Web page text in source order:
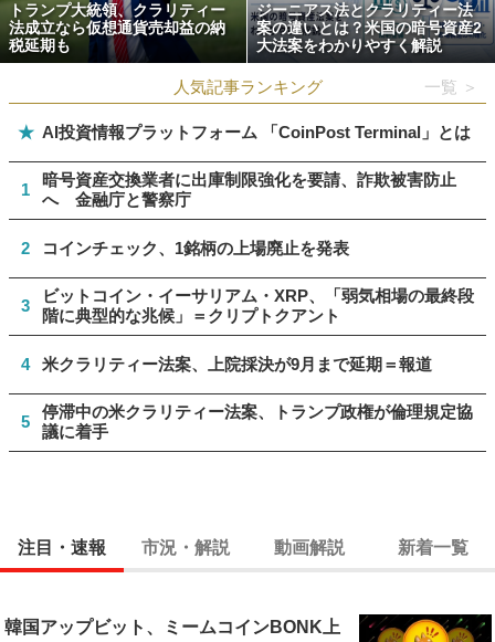
トランプ大統領、クラリティー
法成立なら仮想通貨売却益の納
税延期も
ジーニアス法とクラリティー法
案の違いとは？米国の暗号資産2
大法案をわかりやすく解説
人気記事ランキング 一覧 ＞
★ AI投資情報プラットフォーム 「CoinPost Terminal」とは
1
暗号資産交換業者に出庫制限強化を要請、詐欺被害防止
へ 金融庁と警察庁
2 コインチェック、1銘柄の上場廃止を発表
3
ビットコイン・イーサリアム・XRP、「弱気相場の最終段
階に典型的な兆候」＝クリプトクアント
4 米クラリティー法案、上院採決が9月まで延期＝報道
5
停滞中の米クラリティー法案、トランプ政権が倫理規定協
議に着手
注目・速報 市況・解説 動画解説 新着一覧
韓国アップビット、ミームコインBONK上